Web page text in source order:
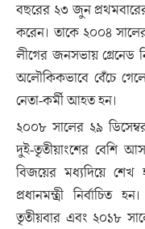
বছরের ২৩ জুন প্রথমবারের
করেন। তাকে ২০০৪
লীগের জনসভায় গ্রেনেড
অলৌকিকভাবে বেঁচে
নেতা-কর্মী আহত হন।
২০০৮ সালের ২৯
দুই-তৃতীয়াংশের বেশি
বিজয়ের মধ্যদিয়ে শেখ
প্রধানমন্ত্রী
তৃতীয়বার এবং ২০১৮